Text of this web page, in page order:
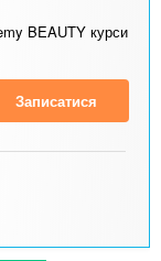
BEAUTY курси
Записатися